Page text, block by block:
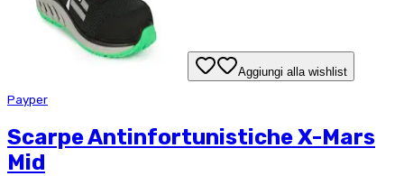
Aggiungi alla wishlist
Payper
Scarpe Antinfortunistiche X-Mars
Mid